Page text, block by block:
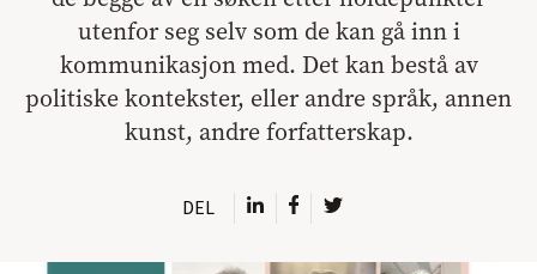
utenfor seg selv som de kan gå inn i
kommunikasjon med. Det kan bestå av
politiske kontekster, eller andre språk, annen
kunst, andre forfatterskap.
DEL